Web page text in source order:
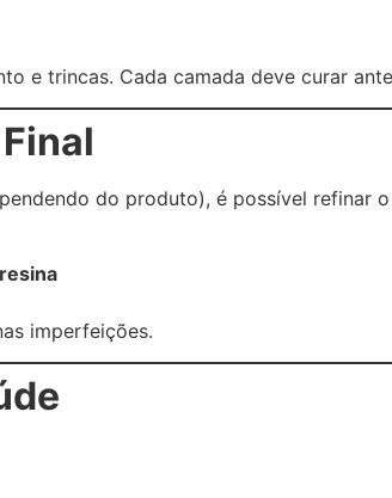
e trincas. Cada camada deve curar
do produto), é possível refinar
imperfeições.